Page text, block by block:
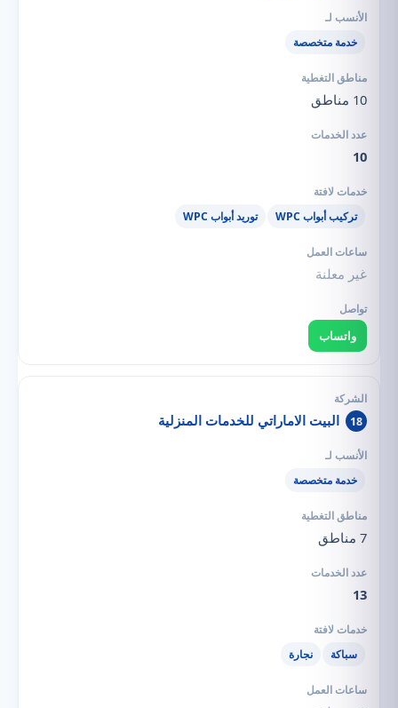
خدمة متخصصة
10 مناطق
10
تركيب أبواب WPC توريد أبواب WPC
غير معلنة
واتساب
18 البيت الاماراتي للخدمات المنزلية
خدمة متخصصة
7 مناطق
13
سباكة نجارة